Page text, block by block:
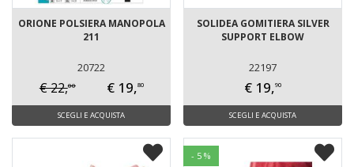
ORIONE POLSIERA MANOPOLA
211
20722
€ 22,00 € 19,80
SCEGLI E ACQUISTA
SOLIDEA GOMITIERA SILVER
SUPPORT ELBOW
22197
€ 19,90
SCEGLI E ACQUISTA
- 5 %